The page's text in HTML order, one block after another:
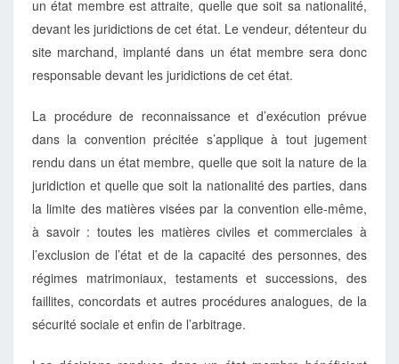
un état membre est attraite, quelle que soit sa nationalité,
devant les juridictions de cet état. Le vendeur, détenteur du
site marchand, implanté dans un état membre sera donc
responsable devant les juridictions de cet état.
La procédure de reconnaissance et d’exécution prévue
dans la convention précitée s’applique à tout jugement
rendu dans un état membre, quelle que soit la nature de la
juridiction et quelle que soit la nationalité des parties, dans
la limite des matières visées par la convention elle-même,
à savoir : toutes les matières civiles et commerciales à
l’exclusion de l’état et de la capacité des personnes, des
régimes matrimoniaux, testaments et successions, des
faillites, concordats et autres procédures analogues, de la
sécurité sociale et enfin de l’arbitrage.